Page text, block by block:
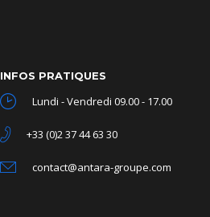
INFOS PRATIQUES
Lundi - Vendredi 09.00 - 17.00
+33 (0)2 37 44 63 30
contact@antara-groupe.com